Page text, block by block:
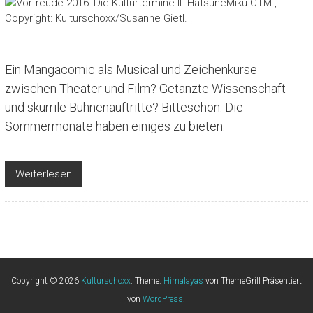
Ein Mangacomic als Musical und Zeichenkurse
zwischen Theater und Film? Getanzte Wissenschaft
und skurrile Bühnenauftritte? Bitteschön. Die
Sommermonate haben einiges zu bieten.
Weiterlesen
Copyright © 2026 Kulturschoxx. Theme: Himalayas von ThemeGrill Präsentiert
vonWordPress.